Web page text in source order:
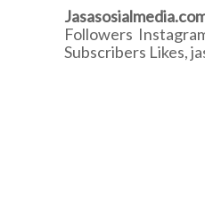
Followers
Subscribers Likes,